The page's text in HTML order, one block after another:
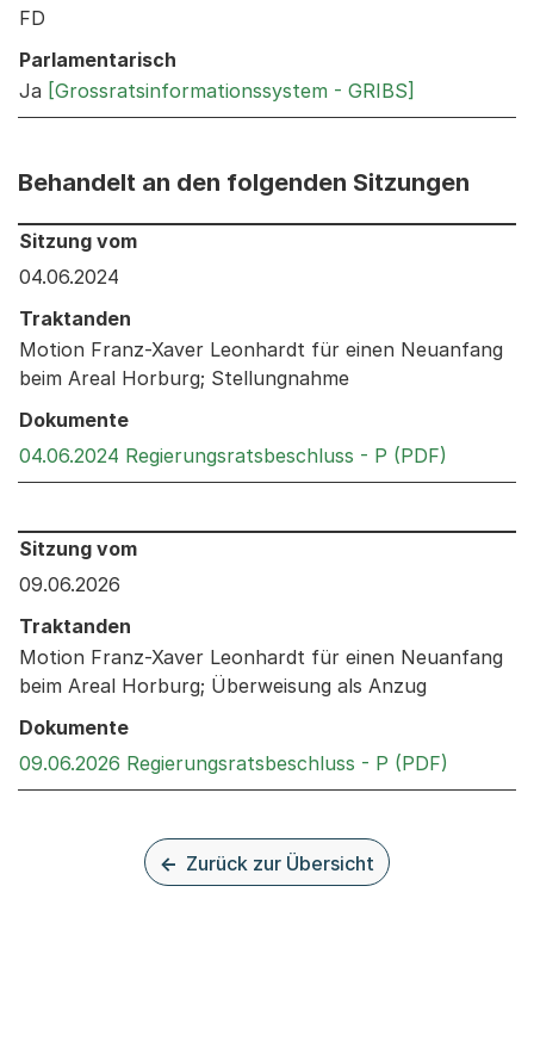
FD
Parlamentarisch
Ja [Grossratsinformationssystem - GRIBS]
Behandelt an den folgenden Sitzungen
Behandelt an den folgenden Sitzungen: Informationen
Sitzung vom
04.06.2024
Traktanden
Motion Franz-Xaver Leonhardt für einen Neuanfang
beim Areal Horburg; Stellungnahme
Dokumente
04.06.2024 Regierungsratsbeschluss - P (PDF)
Behandelt an den folgenden Sitzungen: Informationen
Sitzung vom
09.06.2026
Traktanden
Motion Franz-Xaver Leonhardt für einen Neuanfang
beim Areal Horburg; Überweisung als Anzug
Dokumente
09.06.2026 Regierungsratsbeschluss - P (PDF)
Zurück zur Übersicht